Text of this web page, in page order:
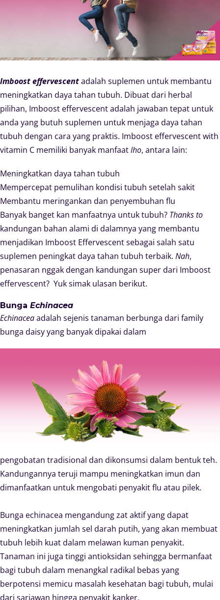
Imboost effervescentadalah suplemen untuk membantu
meningkatkan daya tahan tubuh. Dibuat dari herbal
pilihan, Imboost effervescent adalah jawaban tepat untuk
anda yang butuh suplemen untuk menjaga daya tahan
tubuh dengan cara yang praktis. Imboost effervescent with
vitamin C memiliki banyak manfaatlho, antara lain:
Meningkatkan daya tahan tubuh
Mempercepat pemulihan kondisi tubuh setelah sakit
Membantu meringankan dan penyembuhan flu
Banyak banget kan manfaatnya untuk tubuh? Thanks to
kandungan bahan alami di dalamnya yang membantu
menjadikan Imboost Effervescent sebagai salah satu
suplemen peningkat daya tahan tubuh terbaik. Nah,
penasaran nggak dengan kandungan super dari Imboost
effervescent? Yuk simak ulasan berikut.
Bunga Echinacea
Echinaceaadalah sejenis tanaman berbunga dari family
bunga daisy yang banyak dipakai dalam
pengobatan tradisional dan dikonsumsi dalam bentuk teh.
Kandungannya teruji mampu meningkatkan imun dan
dimanfaatkan untuk mengobati penyakit flu atau pilek.
Bunga echinacea mengandung zat aktif yang dapat
meningkatkan jumlah sel darah putih, yang akan membuat
tubuh lebih kuat dalam melawan kuman penyakit.
Tanaman ini juga tinggi antioksidan sehingga bermanfaat
bagi tubuh dalam menangkal radikal bebas yang
berpotensi memicu masalah kesehatan bagi tubuh, mulai
dari sariawan hingga penyakit kanker.